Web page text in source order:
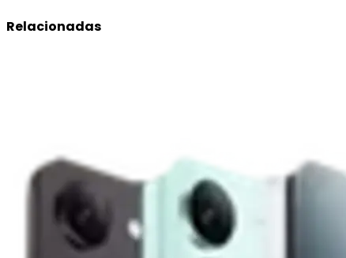
Relacionadas